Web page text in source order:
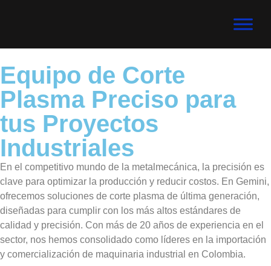
Equipo de Corte
Plasma Preciso para
tus Proyectos
Industriales
En el competitivo mundo de la metalmecánica, la precisión es
clave para optimizar la producción y reducir costos. En Gemini,
ofrecemos soluciones de corte plasma de última generación,
diseñadas para cumplir con los más altos estándares de
calidad y precisión. Con más de 20 años de experiencia en el
sector, nos hemos consolidado como líderes en la importación
y comercialización de maquinaria industrial en Colombia.